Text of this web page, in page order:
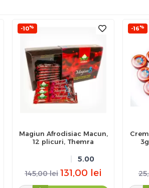
-10%
Magiun Afrodisiac Macun,
12 plicuri, Themra
5.00
145,00 lei 131,00 lei
-16%